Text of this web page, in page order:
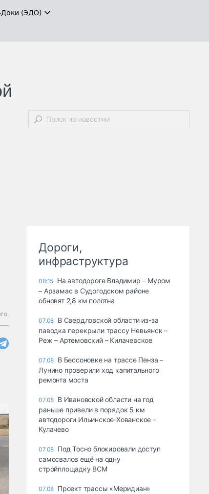
(ЭДО)
Дороги,
инфраструктура
08:15 На автодороге Владимир – Муром
– Арзамас в Судогодском районе
обновят 2,8 км полотна
07.08 В Свердловской области из-за
паводка перекрыли трассу Невьянск –
Реж – Артемовский – Килачевское
07.08 В Бессоновке на трассе Пенза –
Лунино проверили ход капитального
ремонта моста
07.08 В Ивановской области на год
раньше привели в порядок 5 км
автодороги Ильинское-Хованское –
Кулачево
07.08 Под Тосно блокировали доступ
самосвалов ещё на одну
стройплощадку ВСМ
07.08 Проект трассы «Меридиан»